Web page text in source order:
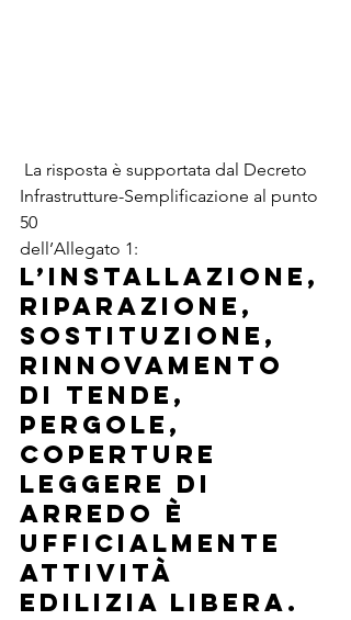
Infrastrutture-Semplificazione al punto
50
dell’Allegato 1:
l’installazione,
riparazione,
sostituzione,
rinnovamento
di tende,
pergole,
coperture
leggere di
arredo è
ufficialmente
Attività
Edilizia Libera.